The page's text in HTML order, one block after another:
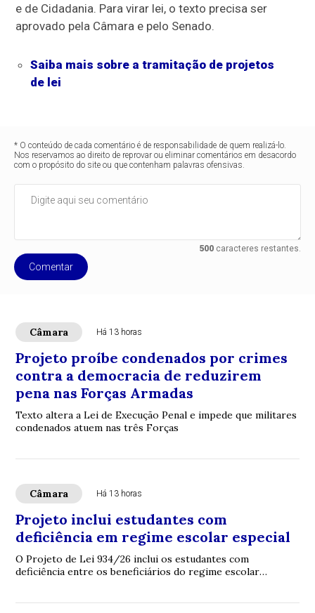
e de Cidadania. Para virar lei, o texto precisa ser
aprovado pela Câmara e pelo Senado.
Saiba mais sobre a tramitação de projetos
de lei
* O conteúdo de cada comentário é de responsabilidade de quem realizá-lo.
Nos reservamos ao direito de reprovar ou eliminar comentários em desacordo
com o propósito do site ou que contenham palavras ofensivas.
500caracteres restantes.
Comentar
Câmara Há 13 horas
Projeto proíbe condenados por crimes
contra a democracia de reduzirem
pena nas Forças Armadas
Texto altera a Lei de Execução Penal e impede que militares
condenados atuem nas três Forças
Câmara Há 13 horas
Projeto inclui estudantes com
deficiência em regime escolar especial
O Projeto de Lei 934/26 inclui os estudantes com
deficiência entre os beneficiários do regime escolar